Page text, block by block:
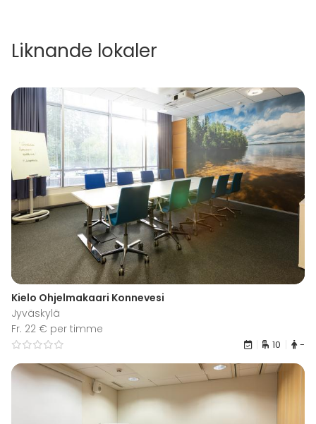
Liknande lokaler
Kielo Ohjelmakaari Konnevesi
Jyväskylä
Fr. 22 € per timme
10 -